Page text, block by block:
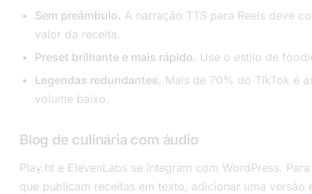
Sem preâmbulo. A narração TTS para Reels deve
valor da receita.
Preset brilhante e mais rápido. Use o estilo de
Legendas redundantes. Mais de 70% do TikTok é
volume baixo.
Blog de culinária com áudio
Play.ht e ElevenLabs se integram com WordPress.
que publicam receitas em texto, adicionar uma versão